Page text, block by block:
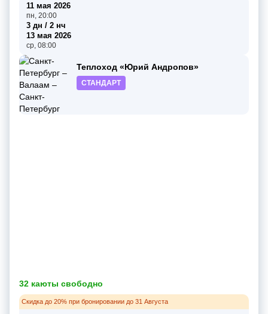
11 мая 2026
пн, 20:00
3 дн / 2 нч
13 мая 2026
ср, 08:00
Теплоход «Юрий Андропов»
СТАНДАРТ
32 каюты свободно
Скидка до 20% при бронировании до 31 Августа